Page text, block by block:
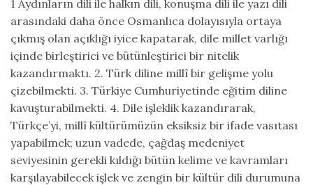
1 Aydınların dili ile halkın dili, konuşma dili ile yazı dili
arasındaki daha önce Osmanlıca dolayısıyla ortaya
çıkmış olan açıklığı iyice kapatarak, dile millet varlığı
içinde birleştirici ve bütünleştirici bir nitelik
kazandırmaktı. 2. Türk diline millî bir gelişme yolu
çizebilmekti. 3. Türkiye Cumhuriyetinde eğitim diline
kavuşturabilmekti. 4. Dile işleklik kazandırarak,
Türkçe’yi, millî kültürümüzün eksiksiz bir ifade vasıtası
yapabilmek; uzun vadede, çağdaş medeniyet
seviyesinin gerekli kıldığı bütün kelime ve kavramları
karşılayabilecek işlek ve zengin bir kültür dili durumuna